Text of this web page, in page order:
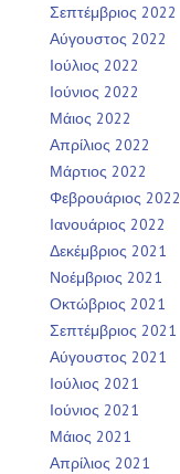
Σεπτέμβριος 2022
Αύγουστος 2022
Ιούλιος 2022
Ιούνιος 2022
Μάιος 2022
Απρίλιος 2022
Μάρτιος 2022
Φεβρουάριος 2022
Ιανουάριος 2022
Δεκέμβριος 2021
Νοέμβριος 2021
Οκτώβριος 2021
Σεπτέμβριος 2021
Αύγουστος 2021
Ιούλιος 2021
Ιούνιος 2021
Μάιος 2021
Απρίλιος 2021